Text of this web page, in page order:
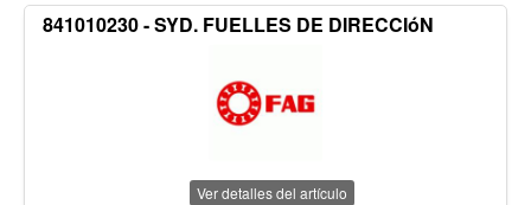
841010230 - SYD. FUELLES DE DIRECCIóN
Ver detalles del artículo